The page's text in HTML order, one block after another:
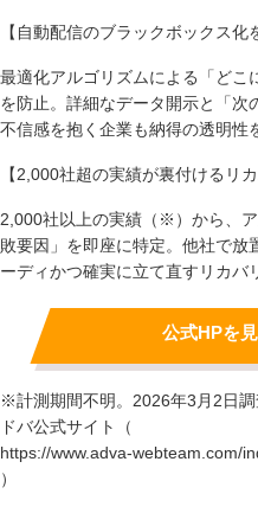
【自動配信のブラックボックス化
最適化アルゴリズムによる「どこ
を防止。詳細なデータ開示と「次
不信感を抱く企業も納得の透明性
【2,000社超の実績が裏付けるリカ
2,000社以上の実績（※）から、
敗要因」を即座に特定。他社で放
ーディかつ確実に立て直すリカバ
公式HPを
※計測期間不明。2026年3月2日
ドバ公式サイト（
https://www.adva-webteam.com/
）